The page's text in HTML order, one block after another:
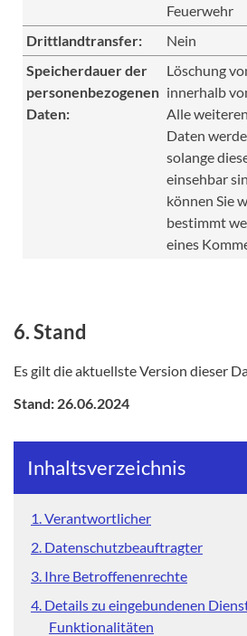
Feuerwehr
Drittlandtransfer:
Nein
Speicherdauer der
personenbezogenen
Daten:
Löschung
innerhalb
Alle
Daten
solange
einsehbar
können Sie
bestimmt
eines
6. Stand
Es gilt die aktuellste Version dieser
Stand: 26.06.2024
Inhaltsverzeichnis
1. Verantwortlicher
2. Datenschutzbeauftragter
3. Ihre Betroffenenrechte
4. Details zu eingebundenen
Funktionalitäten